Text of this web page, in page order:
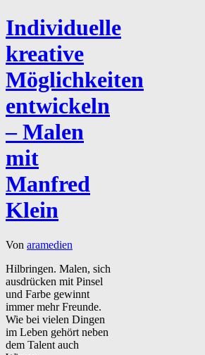
Individuelle
kreative
Möglichkeiten
entwickeln
– Malen
mit
Manfred
Klein
Von aramedien
Hilbringen. Malen, sich
ausdrücken mit Pinsel
und Farbe gewinnt
immer mehr Freunde.
Wie bei vielen Dingen
im Leben gehört neben
dem Talent auch